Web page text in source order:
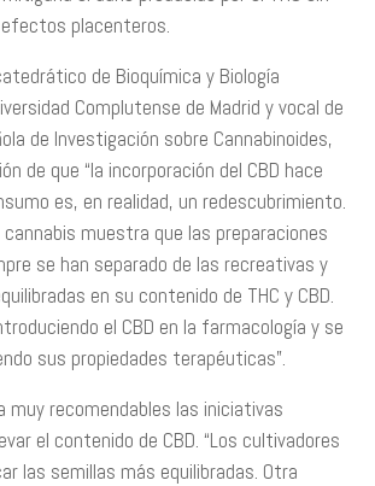
placenteros.
de Bioquímica y Biología
Complutense de Madrid y vocal de
de Investigación sobre Cannabinoides,
de que “la incorporación del CBD hace
es, en realidad, un redescubrimiento.
cannabis muestra que las preparaciones
se han separado de las recreativas y
en su contenido de THC y CBD.
el CBD en la farmacología y se
sus propiedades terapéuticas”.
muy recomendables las iniciativas
el contenido de CBD. “Los cultivadores
las semillas más equilibradas. Otra